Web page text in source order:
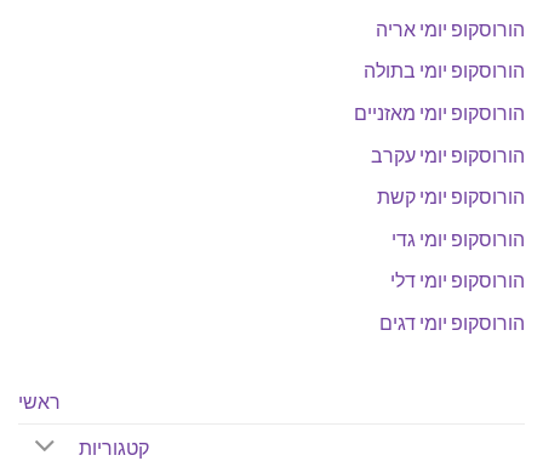
הורוסקופ יומי אריה
הורוסקופ יומי בתולה
הורוסקופ יומי מאזניים
הורוסקופ יומי עקרב
הורוסקופ יומי קשת
הורוסקופ יומי גדי
הורוסקופ יומי דלי
הורוסקופ יומי דגים
ראשי
קטגוריות